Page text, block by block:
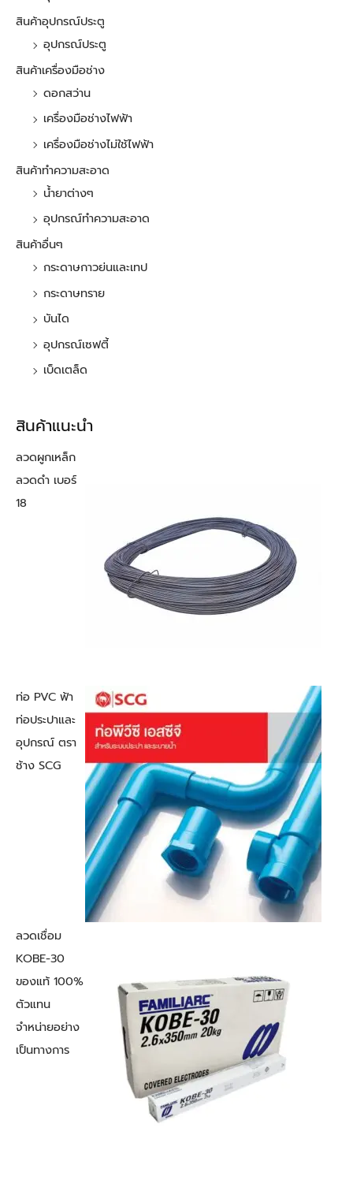
สินค้าอุปกรณ์ประตู
อุปกรณ์ประตู
สินค้าเครื่องมือช่าง
ดอกสว่าน
เครื่องมือช่างไฟฟ้า
เครื่องมือช่างไม่ใช้ไฟฟ้า
สินค้าทำความสะอาด
น้ำยาต่างๆ
อุปกรณ์ทำความสะอาด
สินค้าอื่นๆ
กระดาษกาวย่นและเทป
กระดาษทราย
บันได
อุปกรณ์เซฟตี้
เบ็ดเตล็ด
สินค้าแนะนำ
ลวดผูกเหล็ก
ลวดดำ เบอร์
18
ท่อ PVC ฟ้า
ท่อประปาและ
อุปกรณ์ ตรา
ช้าง SCG
ลวดเชื่อม
KOBE-30
ของแท้ 100%
ตัวแทน
จำหน่ายอย่าง
เป็นทางการ